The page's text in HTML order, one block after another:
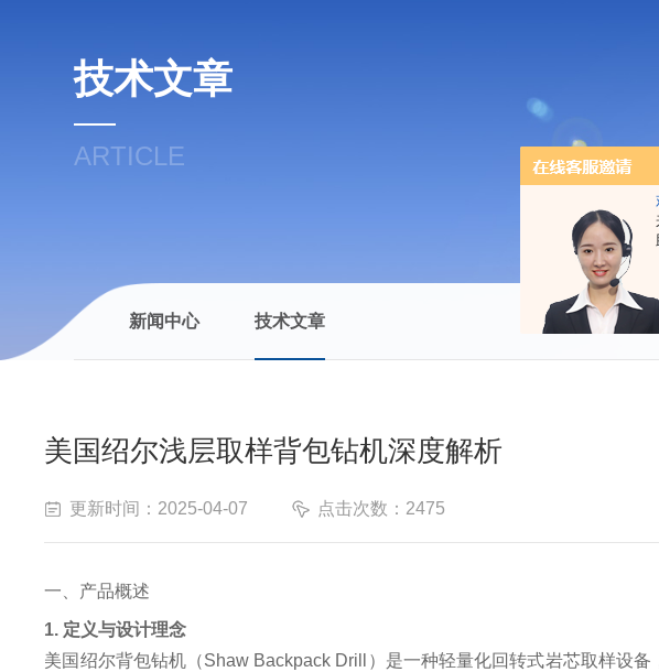
技术文章
ARTICLE
新闻中心 技术文章
美国绍尔浅层取样背包钻机深度解析
更新时间：2025-04-07 点击次数：2475
一、产品概述
1. 定义与设计理念
美国绍尔背包钻机（Shaw Backpack Drill）是一种轻量化回转式岩芯取样设